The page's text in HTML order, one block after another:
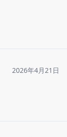
2026年4月21日